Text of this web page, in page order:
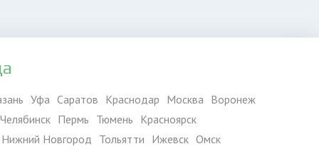
Уфа Саратов Краснодар Москва Воронеж
Челябинск Пермь Тюмень Красноярск
Нижний Новгород Тольятти Ижевск Омск